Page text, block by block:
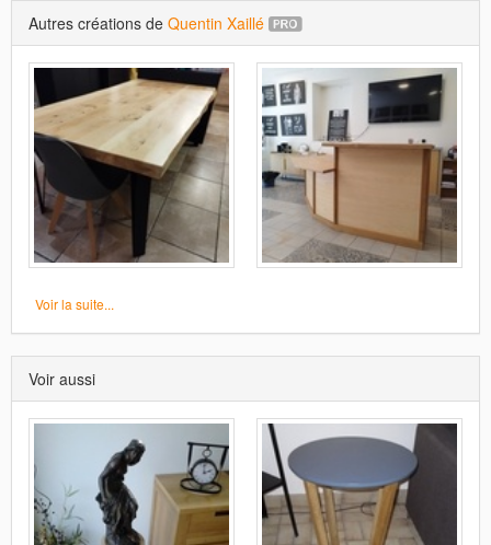
Autres créations de Quentin Xaillé
Voir la suite...
Voir aussi